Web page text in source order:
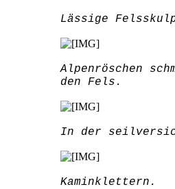
Lässige
Alpenröschen
den Fels.
In der
Kaminklettern.